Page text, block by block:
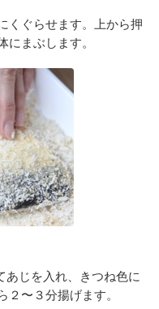
くぐらせます。上から押
まぶします。
じを入れ、きつね色に
〜３分揚げます。